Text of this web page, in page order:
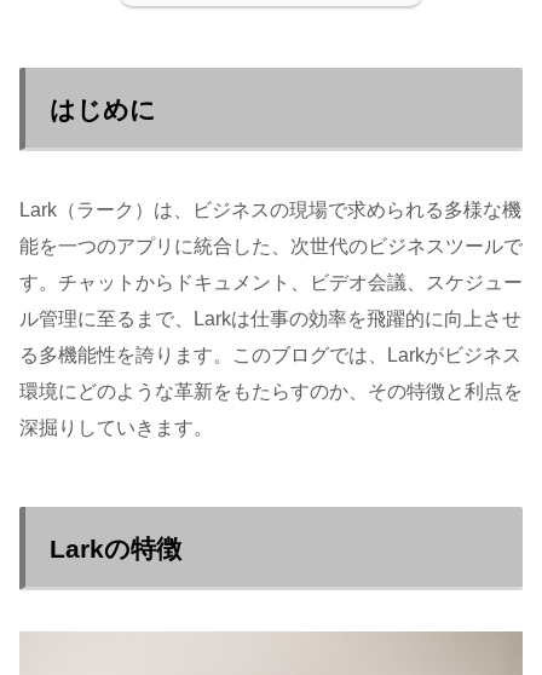
はじめに
Lark（ラーク）は、ビジネスの現場で求められる多様な機
能を一つのアプリに統合した、次世代のビジネスツールで
す。チャットからドキュメント、ビデオ会議、スケジュー
ル管理に至るまで、Larkは仕事の効率を飛躍的に向上させ
る多機能性を誇ります。このブログでは、Larkがビジネス
環境にどのような革新をもたらすのか、その特徴と利点を
深掘りしていきます。
Larkの特徴